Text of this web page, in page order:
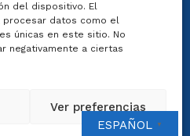
del dispositivo. El
procesar datos como el
únicas en este sitio. No
negativamente a ciertas
Ver preferencias
ESPAÑOL ▼